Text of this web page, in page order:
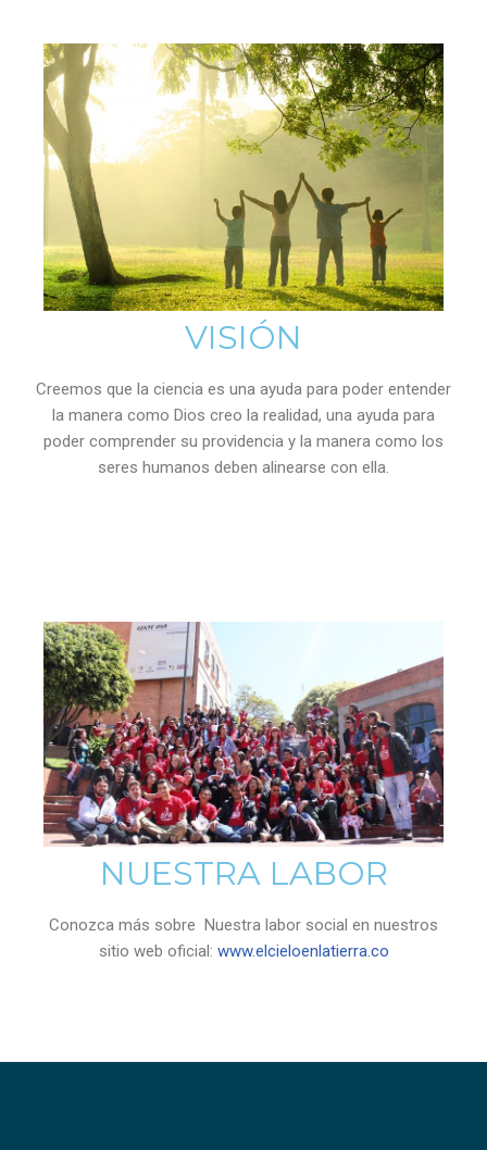
VISIÓN
Creemos que la ciencia es una ayuda para poder entender
la manera como Dios creo la realidad, una ayuda para
poder comprender su providencia y la manera como los
seres humanos deben alinearse con ella.
NUESTRA LABOR
Conozca más sobre Nuestra labor social en nuestros
sitio web oficial: www.elcieloenlatierra.co